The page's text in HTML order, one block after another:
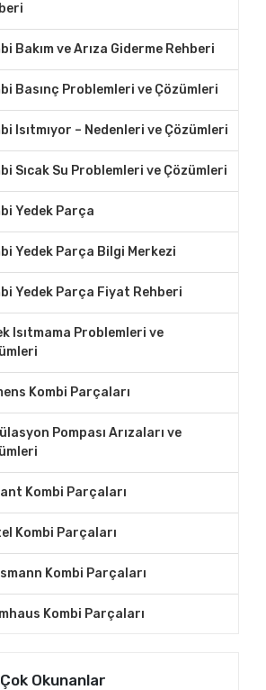
Bakım ve Arıza Giderme Rehberi
Basınç Problemleri ve Çözümleri
Isıtmıyor – Nedenleri ve Çözümleri
Sıcak Su Problemleri ve Çözümleri
Yedek Parça
Yedek Parça Bilgi Merkezi
Yedek Parça Fiyat Rehberi
Isıtmama Problemleri ve
Kombi Parçaları
Pompası Arızaları ve
Kombi Parçaları
Kombi Parçaları
Kombi Parçaları
Kombi Parçaları
Okunanlar